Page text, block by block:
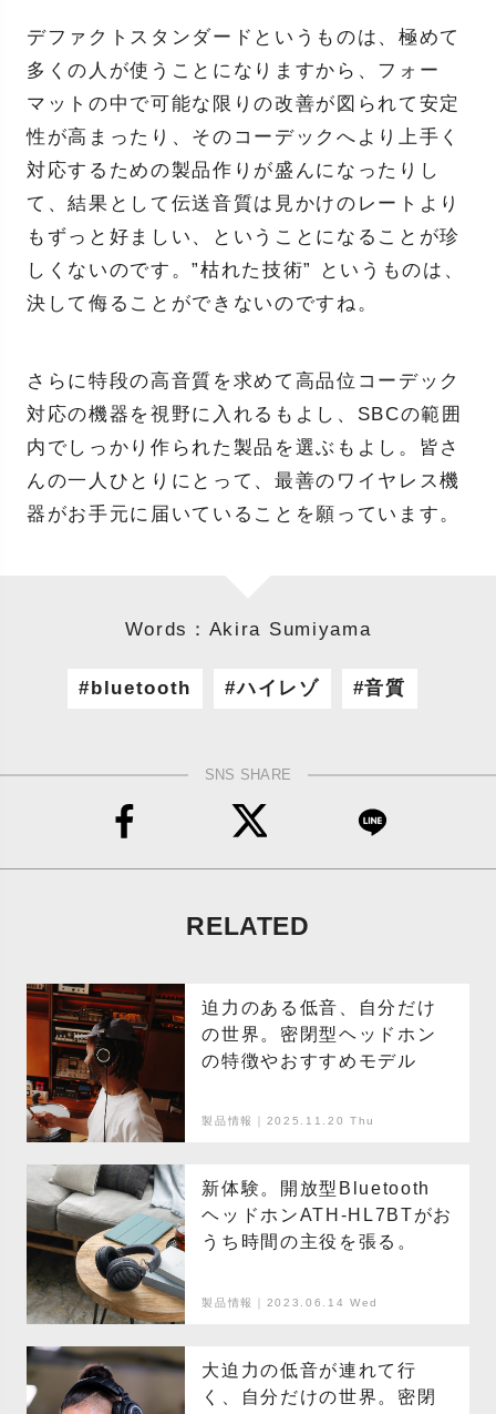
デファクトスタンダードというものは、極めて
多くの人が使うことになりますから、フォー
マットの中で可能な限りの改善が図られて安定
性が高まったり、そのコーデックへより上手く
対応するための製品作りが盛んになったりし
て、結果として伝送音質は見かけのレートより
もずっと好ましい、ということになることが珍
しくないのです。”枯れた技術” というものは、
決して侮ることができないのですね。
さらに特段の高音質を求めて高品位コーデック
対応の機器を視野に入れるもよし、SBCの範囲
内でしっかり作られた製品を選ぶもよし。皆さ
んの一人ひとりにとって、最善のワイヤレス機
器がお手元に届いていることを願っています。
Words：Akira Sumiyama
bluetooth ハイレゾ 音質
SNS SHARE
RELATED
迫力のある低音、自分だけ
の世界。密閉型ヘッドホン
の特徴やおすすめモデル
製品情報｜2025.11.20 Thu
新体験。開放型Bluetooth
ヘッドホン​ATH-HL7BT​​がお
うち時間の主役を張る。
製品情報｜2023.06.14 Wed
大迫力の低音が連れて行
く、自分だけの世界。密閉